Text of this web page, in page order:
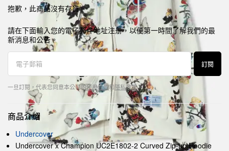
抱歉，此商品沒有存貨。
請在下面輸入您的電子郵件地址注册，以便第一時間了解我們的最
新消息和公告。
訂閱
一旦訂閱，代表您同意本公司的使用條款和隱私政策。
商品介紹
Undercover
Undercover x Champion UC2E1802-2 Curved Zip-up Hoodie